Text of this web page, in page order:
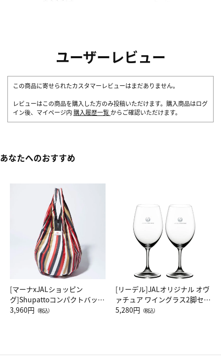
ユーザーレビュー
この商品に寄せられたカスタマーレビューはまだありません。
レビューはこの商品を購入した方のみ投稿いただけます。購入商品はログ
イン後、マイページ内 購入履歴一覧 からご確認いただけます。
あなたへのおすすめ
[マーナxJALショッピン
グ]Shupattoコンパクトバッグ
Drop JAL客室乗務員（LC）ス
3,960円 （税込）
[リーデル]JALオリジナル オヴ
ァチュア ワイングラス2脚セッ
ト（レッドワイン）
5,280円 （税込）